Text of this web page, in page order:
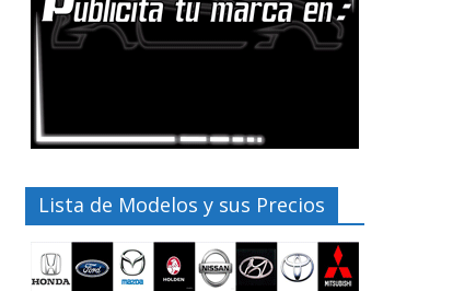
Lista de Modelos y sus Precios